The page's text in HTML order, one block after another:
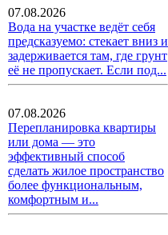
07.08.2026
Вода на участке ведёт себя
предсказуемо: стекает вниз и
задерживается там, где грунт
её не пропускает. Если под...
07.08.2026
Перепланировка квартиры
или дома — это
эффективный способ
сделать жилое пространство
более функциональным,
комфортным и...